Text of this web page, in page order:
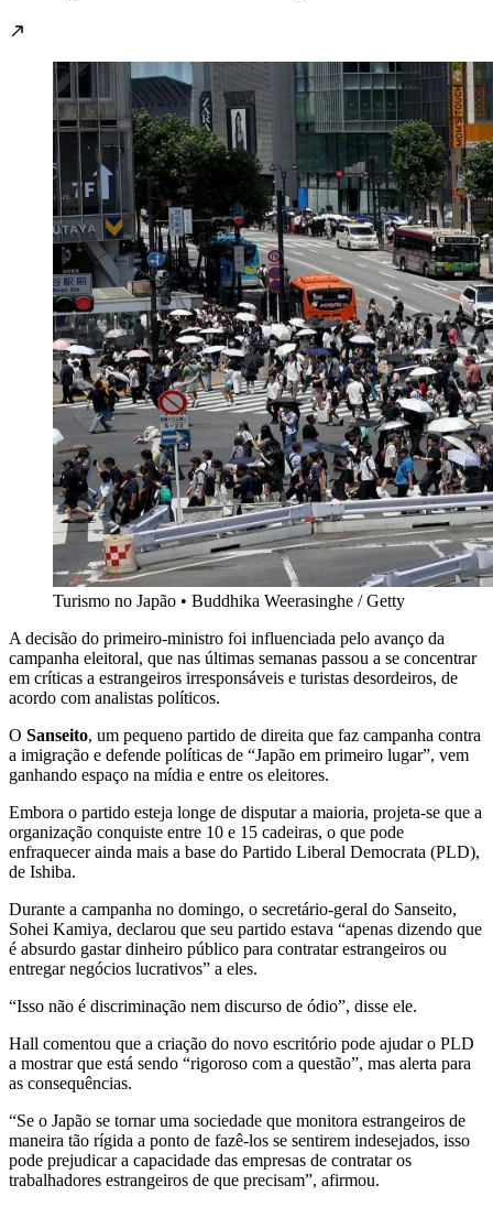
Turismo no Japão • Buddhika Weerasinghe / Getty
A decisão do primeiro-ministro foi influenciada pelo avanço da
campanha eleitoral, que nas últimas semanas passou a se concentrar
em críticas a estrangeiros irresponsáveis e turistas desordeiros, de
acordo com analistas políticos.
O Sanseito, um pequeno partido de direita que faz campanha contra
a imigração e defende políticas de “Japão em primeiro lugar”, vem
ganhando espaço na mídia e entre os eleitores.
Embora o partido esteja longe de disputar a maioria, projeta-se que a
organização conquiste entre 10 e 15 cadeiras, o que pode
enfraquecer ainda mais a base do Partido Liberal Democrata (PLD),
de Ishiba.
Durante a campanha no domingo, o secretário-geral do Sanseito,
Sohei Kamiya, declarou que seu partido estava “apenas dizendo que
é absurdo gastar dinheiro público para contratar estrangeiros ou
entregar negócios lucrativos” a eles.
“Isso não é discriminação nem discurso de ódio”, disse ele.
Hall comentou que a criação do novo escritório pode ajudar o PLD
a mostrar que está sendo “rigoroso com a questão”, mas alerta para
as consequências.
“Se o Japão se tornar uma sociedade que monitora estrangeiros de
maneira tão rígida a ponto de fazê-los se sentirem indesejados, isso
pode prejudicar a capacidade das empresas de contratar os
trabalhadores estrangeiros de que precisam”, afirmou.